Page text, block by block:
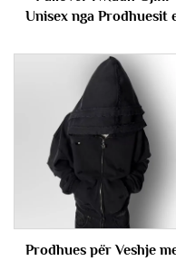
Unisex nga Prodhuesit
Thjeshtë, i Brendshëm i
Zbrazët prej Pambuku,
Poliestër dhe Neopren
Burra
Prodhues për Veshje